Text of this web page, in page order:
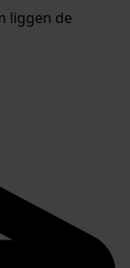
liggen de